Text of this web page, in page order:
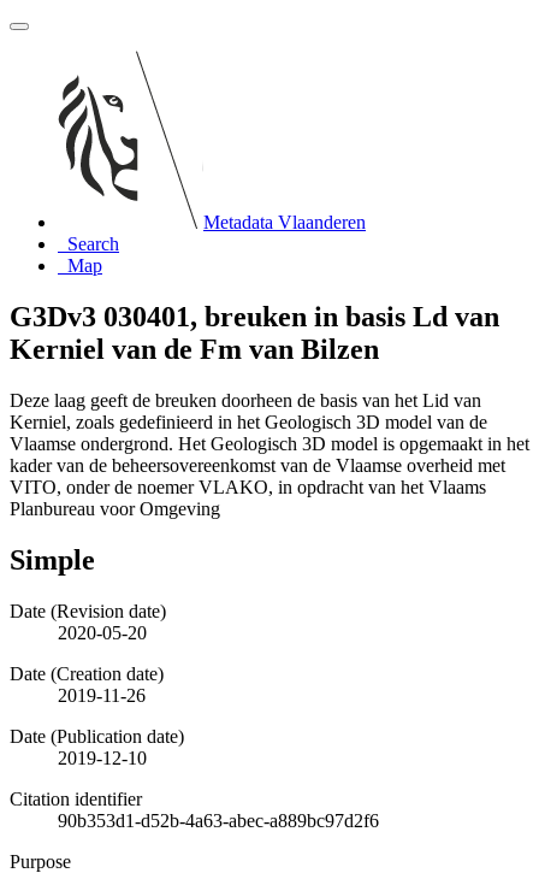
Metadata Vlaanderen
Search
Map
G3Dv3 030401, breuken in basis Ld van
Kerniel van de Fm van Bilzen
Deze laag geeft de breuken doorheen de basis van het Lid van
Kerniel, zoals gedefinieerd in het Geologisch 3D model van de
Vlaamse ondergrond. Het Geologisch 3D model is opgemaakt in het
kader van de beheersovereenkomst van de Vlaamse overheid met
VITO, onder de noemer VLAKO, in opdracht van het Vlaams
Planbureau voor Omgeving
Simple
Date (Revision date)
2020-05-20
Date (Creation date)
2019-11-26
Date (Publication date)
2019-12-10
Citation identifier
90b353d1-d52b-4a63-abec-a889bc97d2f6
Purpose